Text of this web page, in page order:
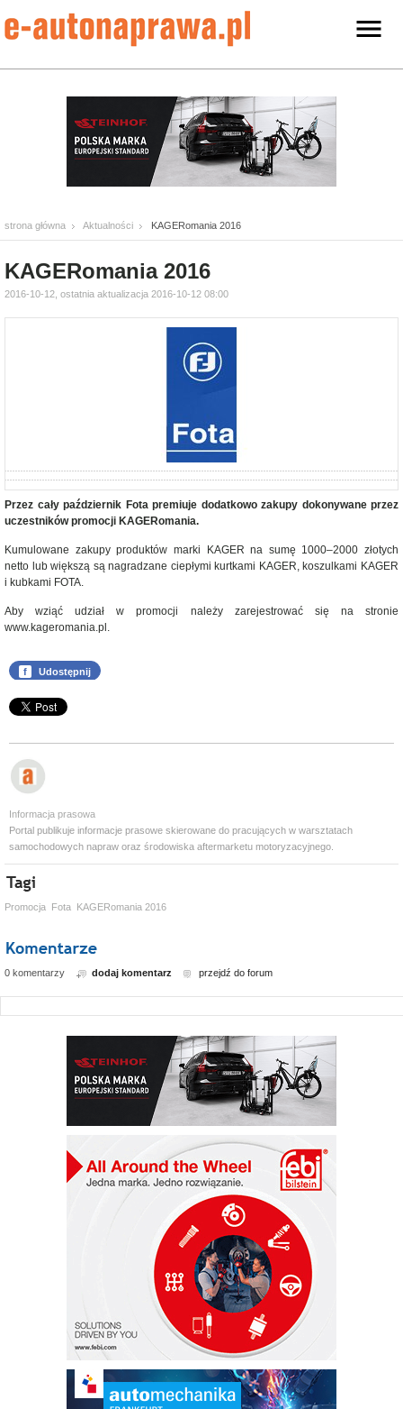
strona główna Aktualności KAGERomania 2016
KAGERomania 2016
2016-10-12, ostatnia aktualizacja 2016-10-12 08:00
Przez cały październik Fota premiuje dodatkowo zakupy dokonywane przez
uczestników promocji KAGERomania.
Kumulowane zakupy produktów marki KAGER na sumę 1000–2000 złotych
netto lub większą są nagradzane ciepłymi kurtkami KAGER, koszulkami KAGER
i kubkami FOTA.
Aby wziąć udział w promocji należy zarejestrować się na stronie
www.kageromania.pl.
f Udostępnij
Informacja prasowa
Portal publikuje informacje prasowe skierowane do pracujących w warsztatach
samochodowych napraw oraz środowiska aftermarketu motoryzacyjnego.
Promocja Fota KAGERomania 2016
0 komentarzy dodaj komentarz przejdź do forum